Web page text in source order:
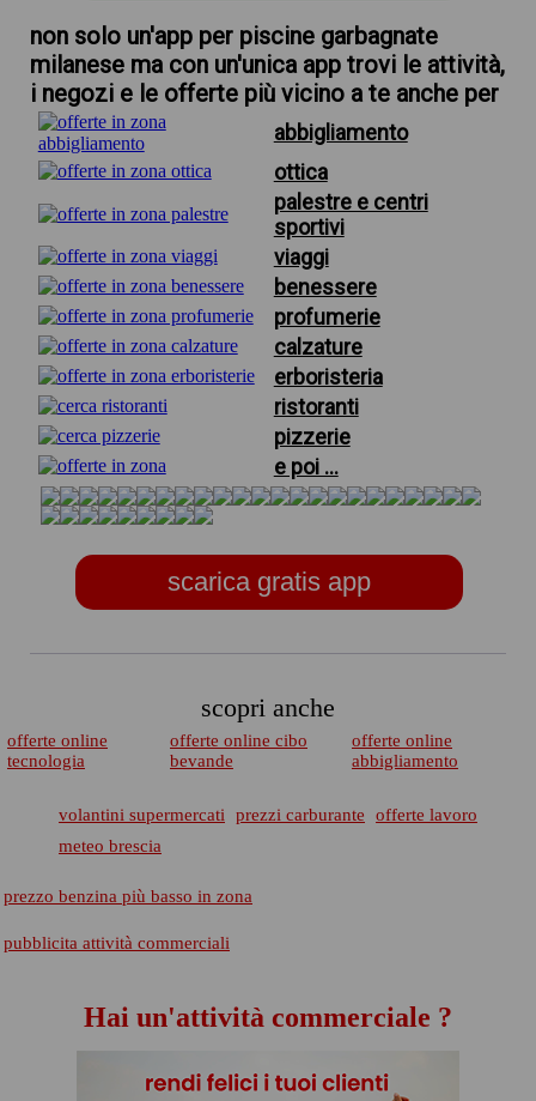
non solo un'app per piscine garbagnate
milanese ma con un'unica app trovi le attività,
i negozi e le offerte più vicino a te anche per
abbigliamento
ottica
palestre e centri
sportivi
viaggi
benessere
profumerie
calzature
erboristeria
ristoranti
pizzerie
e poi ...
scarica gratis app
scopri anche
offerte online
tecnologia
offerte online cibo
bevande
offerte online
abbigliamento
volantini supermercati prezzi carburante
offerte lavoro
meteo brescia
prezzo benzina più basso in zona
pubblicita attività commerciali
Hai un'attività commerciale ?